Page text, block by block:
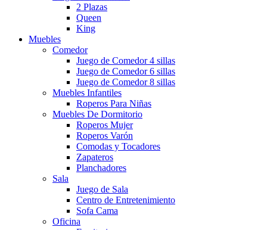
2 Plazas
Queen
King
Muebles
Comedor
Juego de Comedor 4 sillas
Juego de Comedor 6 sillas
Juego de Comedor 8 sillas
Muebles Infantiles
Roperos Para Niñas
Muebles De Dormitorio
Roperos Mujer
Roperos Varón
Comodas y Tocadores
Zapateros
Planchadores
Sala
Juego de Sala
Centro de Entretenimiento
Sofa Cama
Oficina